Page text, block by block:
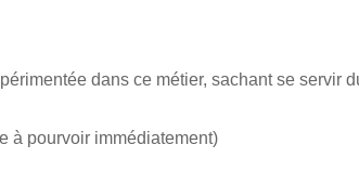
dans ce métier, sachant se servir
à pourvoir immédiatement)